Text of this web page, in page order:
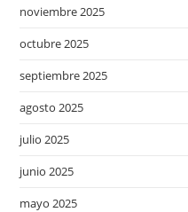
noviembre 2025
octubre 2025
septiembre 2025
agosto 2025
julio 2025
junio 2025
mayo 2025